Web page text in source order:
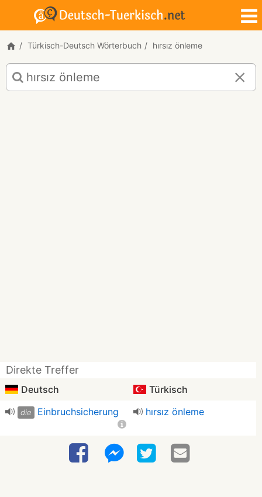
Türkisch-Deutsch Wörterbuch hırsız önleme
Türkisch-
Deutsch
Übersetzung
Direkte Treffer
Deutsch Türkisch
die Einbruchsicherung hırsız önleme